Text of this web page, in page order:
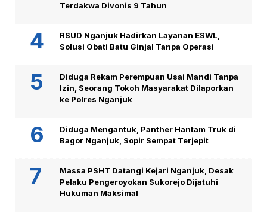
Terdakwa Divonis 9 Tahun
RSUD Nganjuk Hadirkan Layanan ESWL,
Solusi Obati Batu Ginjal Tanpa Operasi
Diduga Rekam Perempuan Usai Mandi Tanpa
Izin, Seorang Tokoh Masyarakat Dilaporkan
ke Polres Nganjuk
Diduga Mengantuk, Panther Hantam Truk di
Bagor Nganjuk, Sopir Sempat Terjepit
Massa PSHT Datangi Kejari Nganjuk, Desak
Pelaku Pengeroyokan Sukorejo Dijatuhi
Hukuman Maksimal